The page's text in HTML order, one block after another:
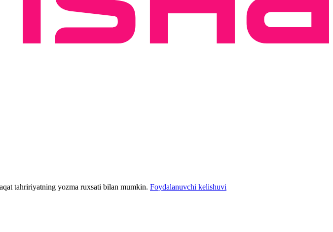
tahririyatning yozma ruxsati bilan mumkin. Foydalanuvchi kelishuvi